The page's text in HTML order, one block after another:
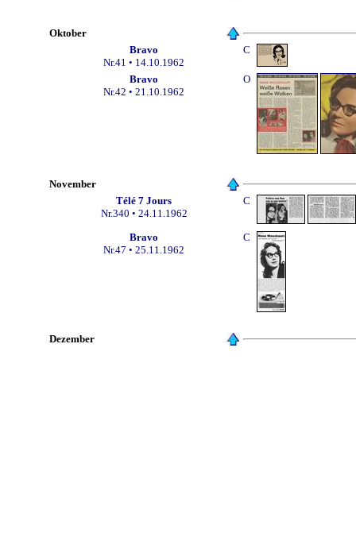
Oktober
Bravo
Nr.41 • 14.10.1962
C
Bravo
Nr.42 • 21.10.1962
O
November
Télé 7 Jours
Nr.340 • 24.11.1962
C
Bravo
Nr.47 • 25.11.1962
C
Dezember